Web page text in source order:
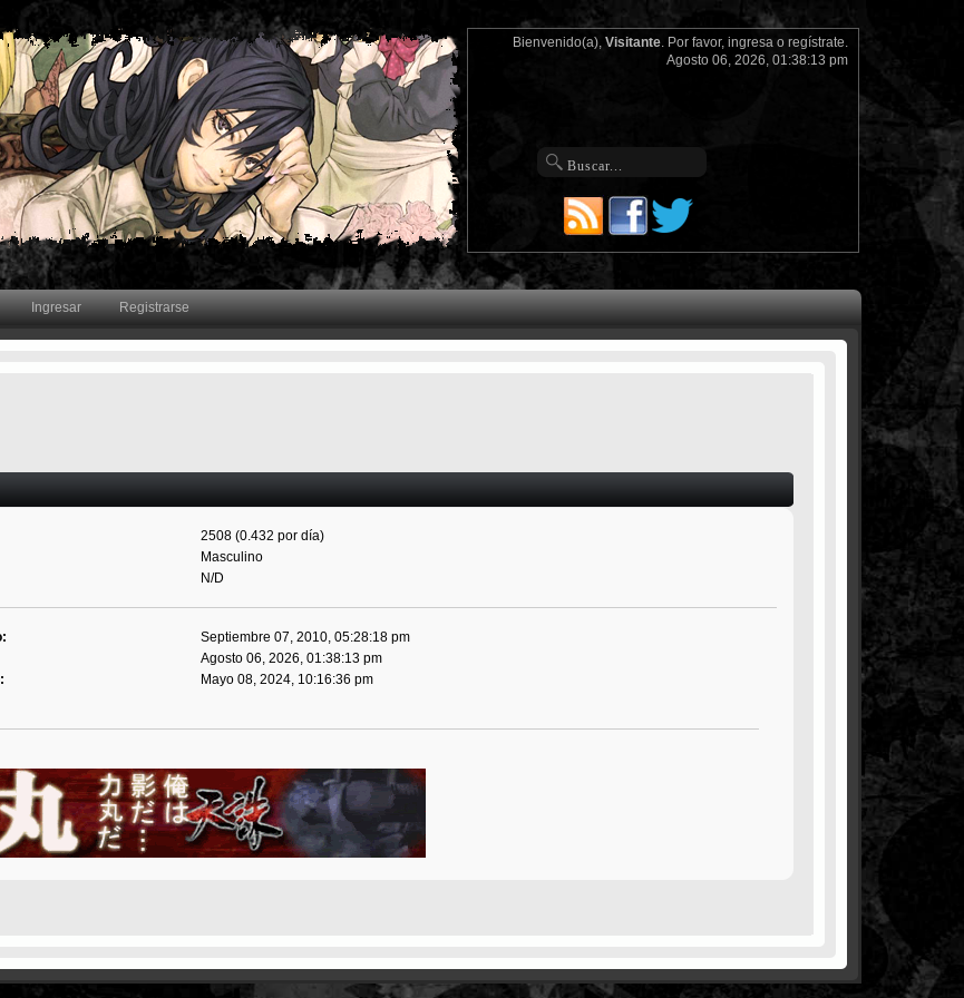
Bienvenido(a), Visitante. Por favor, ingresao regístrate.
Agosto 06, 2026, 01:38:13 pm
Ingresar Registrarse
2508 (0.432 por día)
Masculino
N/D
Septiembre 07, 2010, 05:28:18 pm
Agosto 06, 2026, 01:38:13 pm
Mayo 08, 2024, 10:16:36 pm